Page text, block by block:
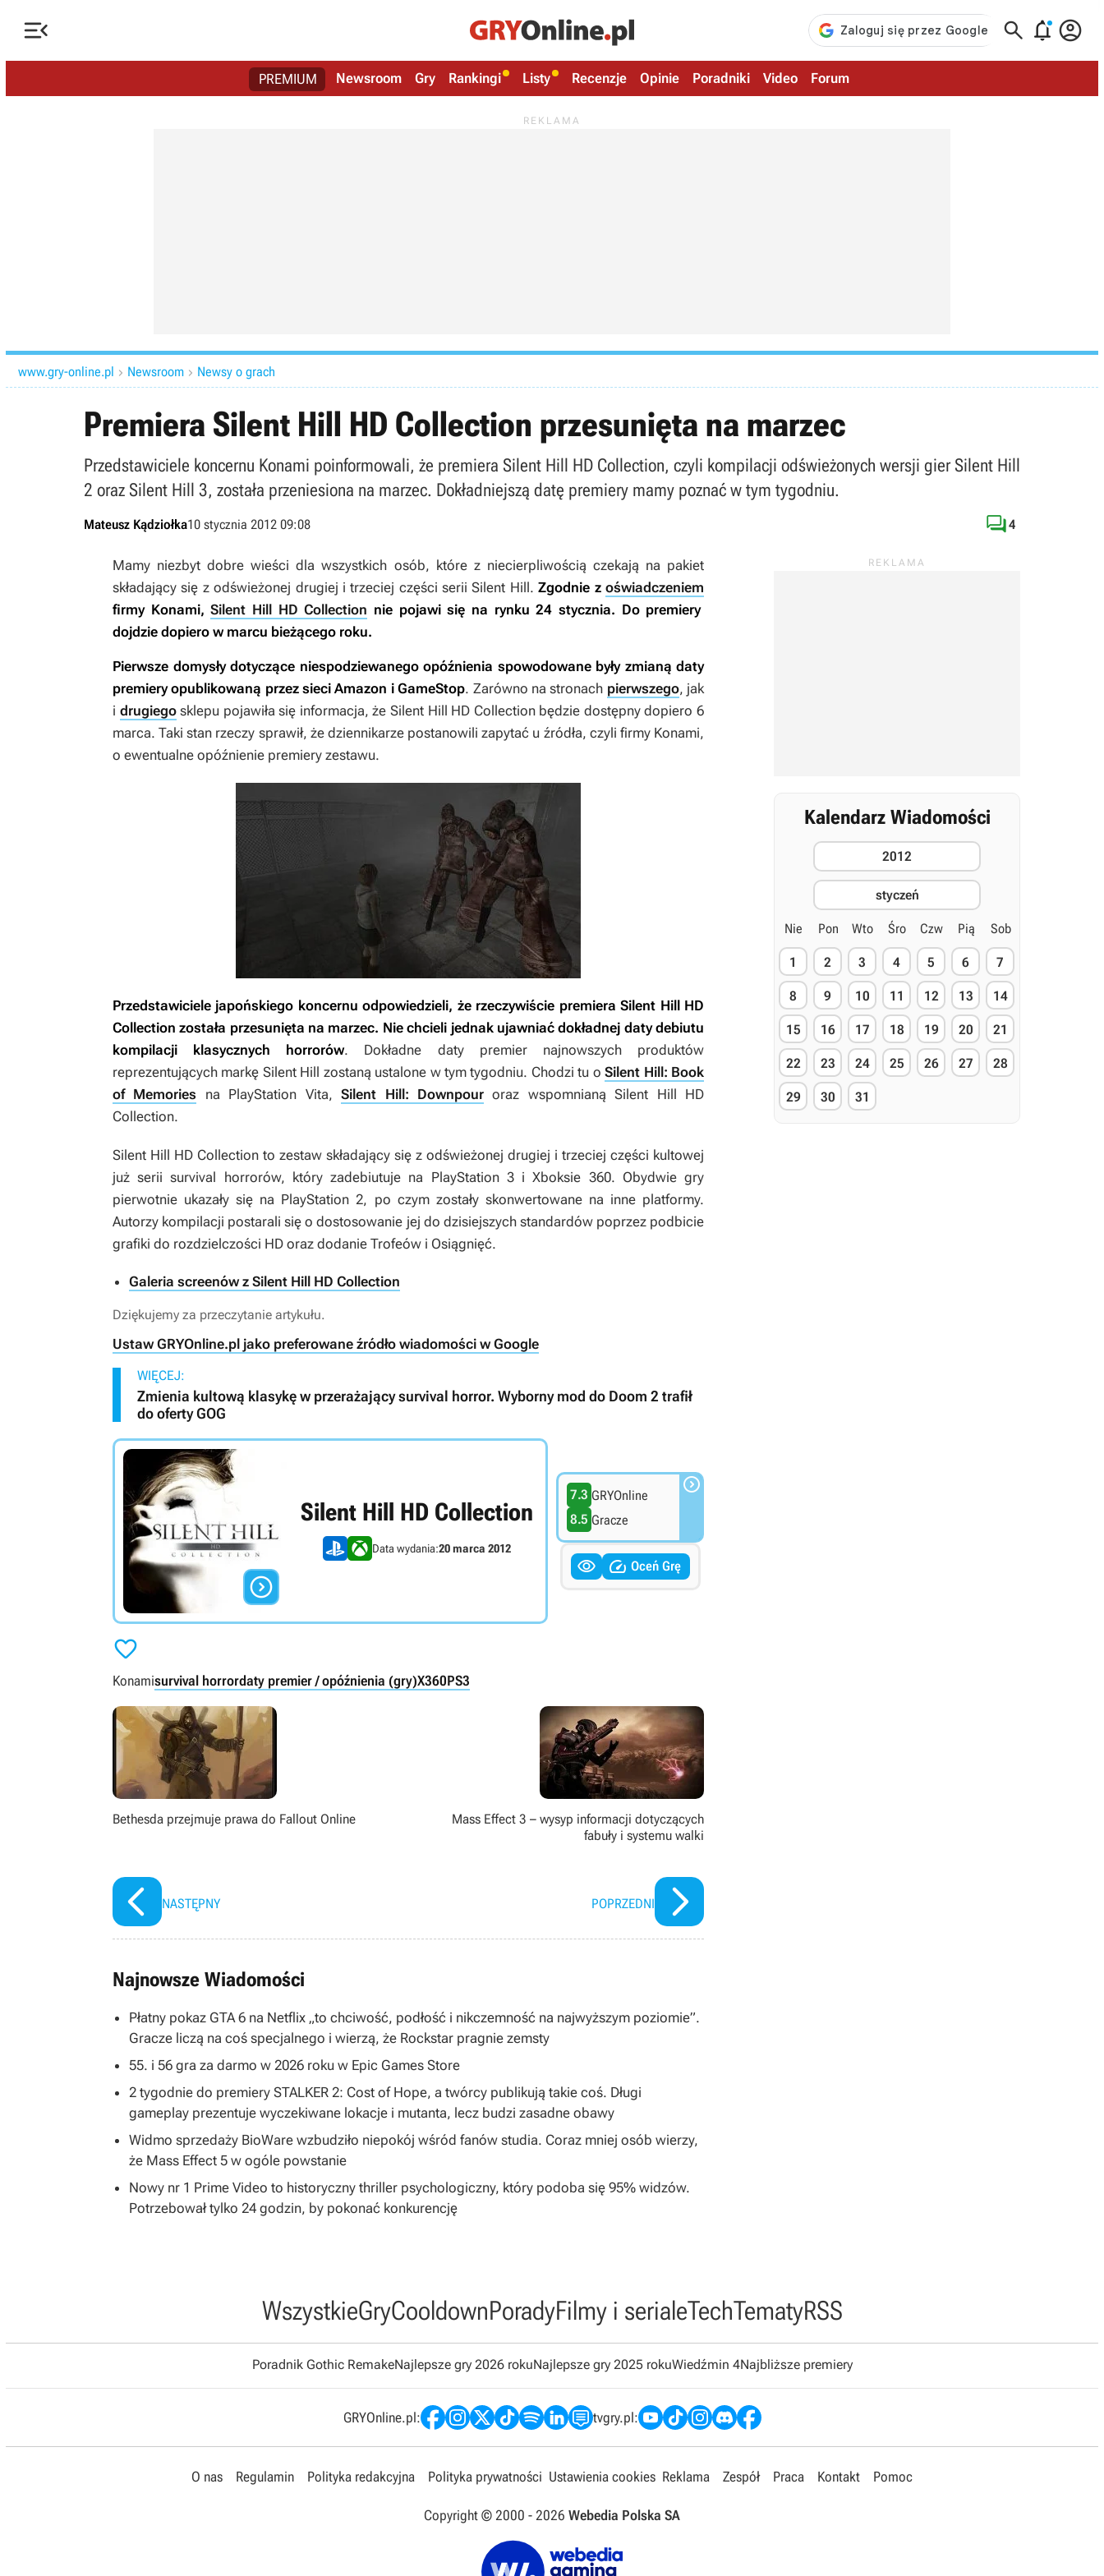
   
PREMIUM Newsroom Gry Rankingi Listy Recenzje Opinie Poradniki Video Forum
www.gry-online.pl  Newsroom  Newsy o grach
Premiera Silent Hill HD Collection przesunięta na marzec
Przedstawiciele koncernu Konami poinformowali, że premiera Silent Hill HD Collection, czyli kompilacji odświeżonych wersji gier Silent Hill
2 oraz Silent Hill 3, została przeniesiona na marzec. Dokładniejszą datę premiery mamy poznać w tym tygodniu.
Mateusz Kądziołka10 stycznia 2012 09:08 4
Mamy niezbyt dobre wieści dla wszystkich osób, które z niecierpliwością czekają na pakiet
składający się z odświeżonej drugiej i trzeciej części seriiSilent Hill.Zgodnie zoświadczeniem
firmy Konami,Silent Hill HD Collection nie pojawi się na rynku 24 stycznia. Do premiery
dojdzie dopiero w marcu bieżącego roku.
Pierwsze domysły dotyczące niespodziewanego opóźnienia spowodowane były zmianą daty
premiery opublikowaną przez sieci Amazon i GameStop. Zarówno na stronach pierwszego, jak
i drugiegosklepu pojawiła się informacja, żeSilent Hill HD Collectionbędzie dostępny dopiero 6
marca. Taki stan rzeczy sprawił, że dziennikarze postanowili zapytać u źródła, czyli firmy Konami,
o ewentualne opóźnienie premiery zestawu.
Przedstawiciele japońskiego koncernu odpowiedzieli, że rzeczywiście premieraSilent Hill HD
Collection została przesunięta na marzec. Nie chcieli jednak ujawniać dokładnej daty debiutu
kompilacji klasycznych horrorów. Dokładne daty premier najnowszych produktów
reprezentujących markę Silent Hill zostaną ustalone w tym tygodniu. Chodzi tu oSilent Hill: Book
of Memories na PlayStation Vita,Silent Hill: Downpouroraz wspomnianąSilent Hill HD
Collection.
Silent Hill HD Collection to zestaw składający się z odświeżonej drugiej i trzeciej części kultowej
już serii survival horrorów, który zadebiutuje na PlayStation 3 i Xboksie 360. Obydwie gry
pierwotnie ukazały się na PlayStation 2, po czym zostały skonwertowane na inne platformy.
Autorzy kompilacji postarali się o dostosowanie jej do dzisiejszych standardów poprzez podbicie
grafiki do rozdzielczości HD oraz dodanie Trofeów i Osiągnięć.
Galeria screenów z Silent Hill HD Collection
Dziękujemy za przeczytanie artykułu.
Ustaw GRYOnline.pl jako preferowane źródło wiadomości w Google
WIĘCEJ:
Zmienia kultową klasykę w przerażający survival horror. Wyborny mod do Doom 2 trafił
do oferty GOG

Silent Hill HD Collection
Data wydania:20 marca 2012
7.3 GRYOnline
8.5 Gracze

  Oceń Grę

Konamisurvival horrordaty premier / opóźnienia (gry)X360PS3
Bethesda przejmuje prawa do Fallout Online
NASTĘPNY
Mass Effect 3 – wysyp informacji dotyczących
fabuły i systemu walki
POPRZEDNI
Najnowsze Wiadomości
Płatny pokaz GTA 6 na Netflix „to chciwość, podłość i nikczemność na najwyższym poziomie”.
Gracze liczą na coś specjalnego i wierzą, że Rockstar pragnie zemsty
55. i 56 gra za darmo w 2026 roku w Epic Games Store
2 tygodnie do premiery STALKER 2: Cost of Hope, a twórcy publikują takie coś. Długi
gameplay prezentuje wyczekiwane lokacje i mutanta, lecz budzi zasadne obawy
Widmo sprzedaży BioWare wzbudziło niepokój wśród fanów studia. Coraz mniej osób wierzy,
że Mass Effect 5 w ogóle powstanie
Nowy nr 1 Prime Video to historyczny thriller psychologiczny, który podoba się 95% widzów.
Potrzebował tylko 24 godzin, by pokonać konkurencję
Kalendarz Wiadomości
2012
styczeń
Nie Pon Wto Śro Czw Pią Sob
1 2 3 4 5 6 7
8 9 10 11 12 13 14
15 16 17 18 19 20 21
22 23 24 25 26 27 28
29 30 31
WszystkieGryCooldownPoradyFilmy i serialeTechTematyRSS
Poradnik Gothic RemakeNajlepsze gry 2026 rokuNajlepsze gry 2025 rokuWiedźmin 4Najbliższe premiery
GRYOnline.pl: tvgry.pl:
O nas Regulamin Polityka redakcyjna Polityka prywatności Ustawienia cookies Reklama Zespół Praca Kontakt Pomoc
Copyright © 2000 - 2026 Webedia Polska SA